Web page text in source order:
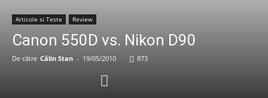
Articole si Teste Review
Canon 550D vs. Nikon D90
De către Călin Stan - 19/05/2010 873